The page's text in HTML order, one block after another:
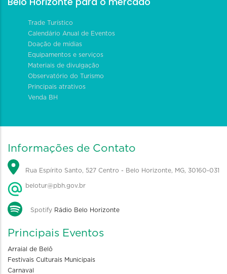
Trade Turístico
Calendário Anual de Eventos
Doação de mídias
Equipamentos e serviços
Materiais de divulgação
Observatório do Turismo
Principais atrativos
Venda BH
Informações de Contato
Rua Espírito Santo, 527 Centro - Belo Horizonte, MG, 30160-031
belotur@pbh.gov.br
Spotify Rádio Belo Horizonte
Principais Eventos
Arraial de Belô
Festivais Culturais Municipais
Carnaval